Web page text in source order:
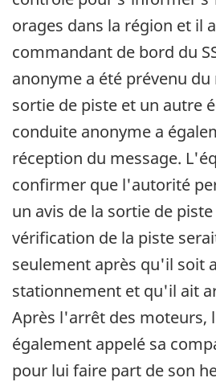
orages dans la région et il
commandant de bord du
anonyme a été prévenu
sortie de piste et un autre
conduite anonyme a
réception du message.
confirmer que l'autorité
un avis de la sortie de
vérification de la piste
seulement après qu'il soit
stationnement et qu'il ait
Après l'arrêt des moteurs,
également appelé sa
pour lui faire part de son